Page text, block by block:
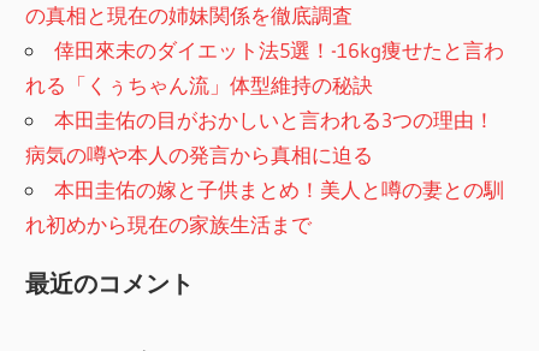
の真相と現在の姉妹関係を徹底調査
倖田來未のダイエット法5選！-16kg痩せたと言わ
れる「くぅちゃん流」体型維持の秘訣
本田圭佑の目がおかしいと言われる3つの理由！
病気の噂や本人の発言から真相に迫る
本田圭佑の嫁と子供まとめ！美人と噂の妻との馴
れ初めから現在の家族生活まで
最近のコメント